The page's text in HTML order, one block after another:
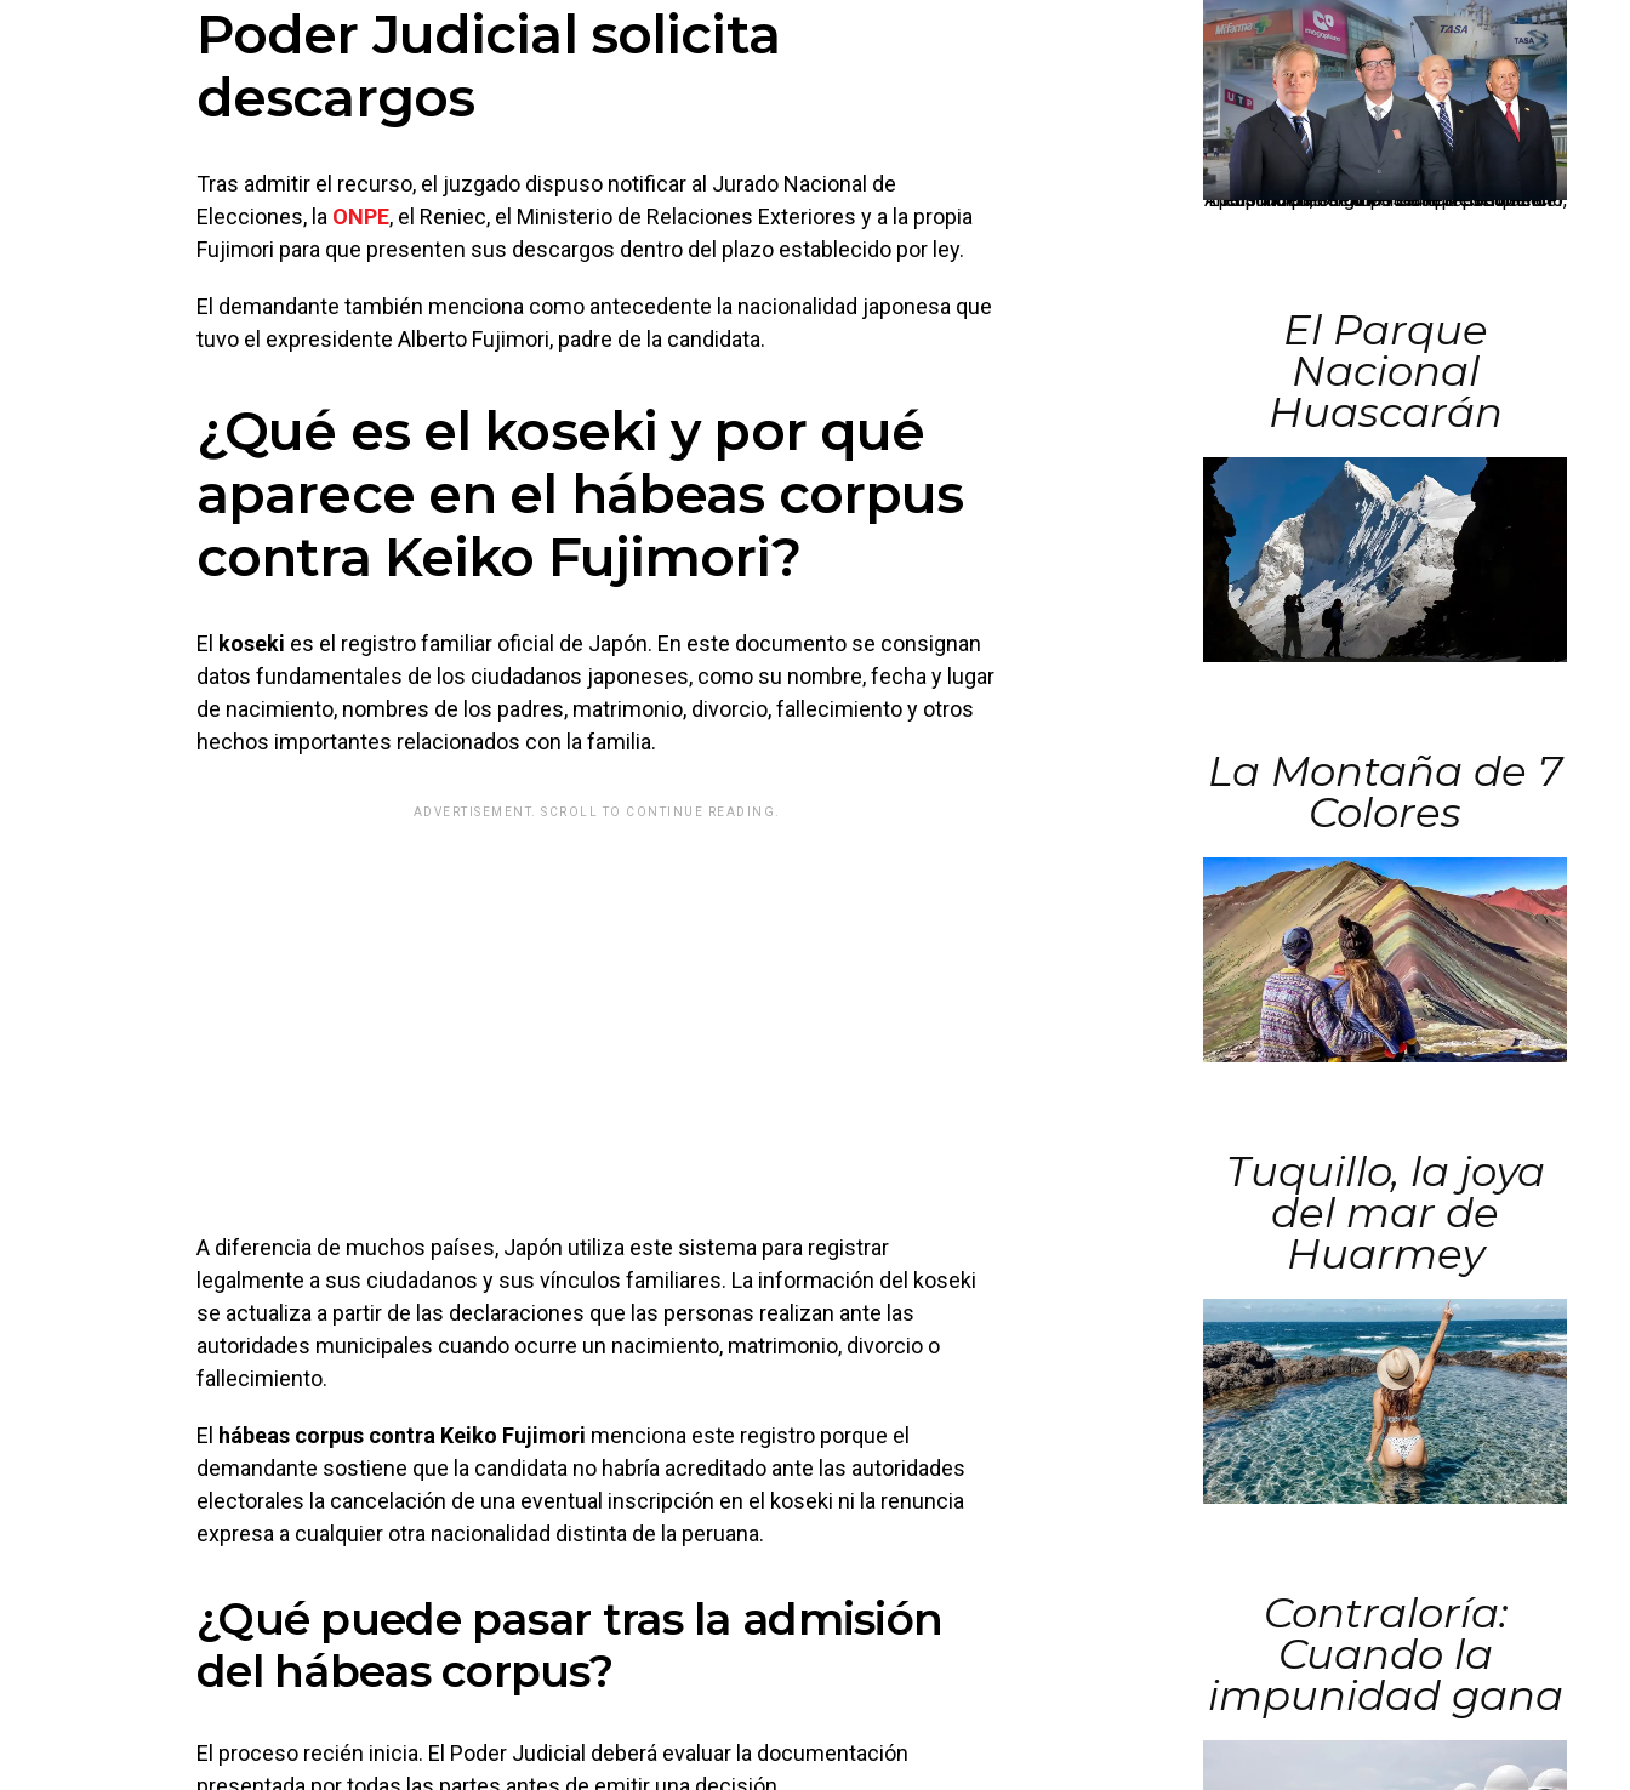
Poder Judicial solicita
descargos
Tras admitir el recurso, el juzgado dispuso notificar al Jurado Nacional de
Elecciones, la ONPE, el Reniec, el Ministerio de Relaciones Exteriores y a la propia
Fujimori para que presenten sus descargos dentro del plazo establecido por ley.
El demandante también menciona como antecedente la nacionalidad japonesa que
tuvo el expresidente Alberto Fujimori, padre de la candidata.
¿Qué es el koseki y por qué
aparece en el hábeas corpus
contra Keiko Fujimori?
El koseki es el registro familiar oficial de Japón. En este documento se consignan
datos fundamentales de los ciudadanos japoneses, como su nombre, fecha y lugar
de nacimiento, nombres de los padres, matrimonio, divorcio, fallecimiento y otros
hechos importantes relacionados con la familia.
ADVERTISEMENT. SCROLL TO CONTINUE READING.
A diferencia de muchos países, Japón utiliza este sistema para registrar
legalmente a sus ciudadanos y sus vínculos familiares. La información del koseki
se actualiza a partir de las declaraciones que las personas realizan ante las
autoridades municipales cuando ocurre un nacimiento, matrimonio, divorcio o
fallecimiento.
El hábeas corpus contra Keiko Fujimori menciona este registro porque el
demandante sostiene que la candidata no habría acreditado ante las autoridades
electorales la cancelación de una eventual inscripción en el koseki ni la renuncia
expresa a cualquier otra nacionalidad distinta de la peruana.
¿Qué puede pasar tras la admisión
del hábeas corpus?
El proceso recién inicia. El Poder Judicial deberá evaluar la documentación
Los principales grupos empresariales del país mantienen una fuerte presencia en Áncash mediante inversiones en comercio, educación, salud e industria pesquera.
El Parque
Nacional
Huascarán
La Montaña de 7
Colores
Tuquillo, la joya
del mar de
Huarmey
Contraloría:
Cuando la
impunidad gana